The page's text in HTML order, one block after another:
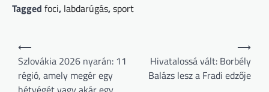
Tagged foci, labdarúgás,sport
Bejegyzés
navigáció
⟵
Szlovákia 2026 nyarán: 11
régió, amely megér egy
Hivatalossá vált: Borbély
Balázs lesz a Fradi edzője
⟶